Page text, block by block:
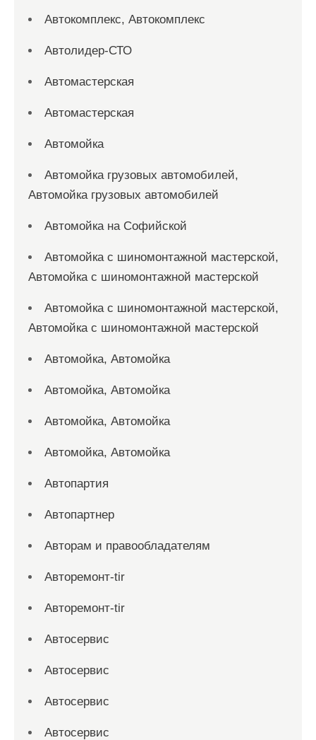
Автокомплекс, Автокомплекс
Автолидер-СТО
Автомастерская
Автомастерская
Автомойка
Автомойка грузовых автомобилей,
Автомойка грузовых автомобилей
Автомойка на Софийской
Автомойка с шиномонтажной мастерской,
Автомойка с шиномонтажной мастерской
Автомойка с шиномонтажной мастерской,
Автомойка с шиномонтажной мастерской
Автомойка, Автомойка
Автомойка, Автомойка
Автомойка, Автомойка
Автомойка, Автомойка
Автопартия
Автопартнер
Авторам и правообладателям
Авторемонт-tir
Авторемонт-tir
Автосервис
Автосервис
Автосервис
Автосервис